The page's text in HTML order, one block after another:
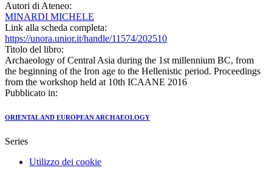
Autori di Ateneo:
MINARDI MICHELE
Link alla scheda completa:
https://unora.unior.it/handle/11574/202510
Titolo del libro:
Archaeology of Central Asia during the 1st millennium BC, from
the beginning of the Iron age to the Hellenistic period. Proceedings
from the workshop held at 10th ICAANE 2016
Pubblicato in:
ORIENTAL AND EUROPEAN ARCHAEOLOGY
Series
Utilizzo dei cookie